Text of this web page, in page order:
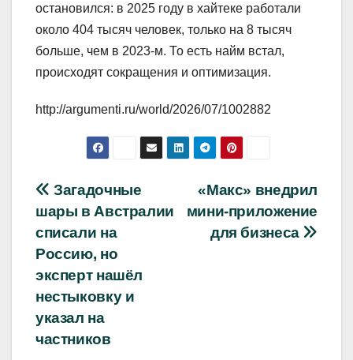
остановился: в 2025 году в хайтеке работали
около 404 тысяч человек, только на 8 тысяч
больше, чем в 2023-м. То есть найм встал,
происходят сокращения и оптимизация.
http://argumenti.ru/world/2026/07/1002882
Навигация
по
записям
«Макс» внедрил
мини‑приложение
для бизнеса
Загадочные
шары в Австралии
списали на
Россию, но
эксперт нашёл
нестыковку и
указал на
частников